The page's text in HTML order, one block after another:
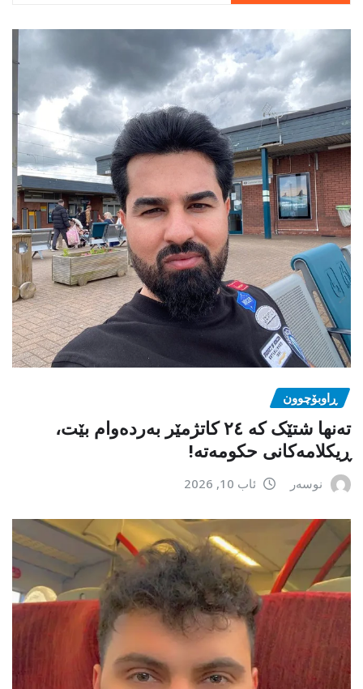
ڕاوبۆچوون
تەنها شتێک کە ٢٤ کاتژمێر بەردەوام بێت،
ڕیکلامەکانی حکومەتە!
نوسەر ئاب 10, 2026